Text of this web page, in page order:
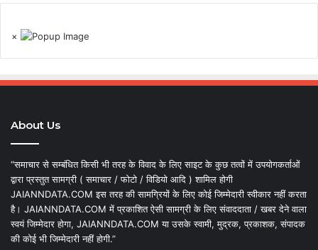
×
About Us
“समाचार से सम्बंधित किसी भी तरह के विवाद के लिए साइट के कुछ तत्वों में उपयोगकर्ताओं
द्वारा प्रस्तुत सामग्री ( समाचार / फोटो / विडियो आदि ) शामिल होगी
JAIANNDATA.COM इस तरह की सामग्रियों के लिए कोई जिम्मेदारी स्वीकार नहीं करता
है। JAIANNDATA.COM में प्रकाशित ऐसी सामग्री के लिए संवाददाता / खबर देने वाला
स्वयं जिम्मेदार होगा, JAIANNDATA.COM या उसके स्वामी, मुद्रक, प्रकाशक, संपादक
की कोई भी जिम्मेदारी नहीं होगी.”